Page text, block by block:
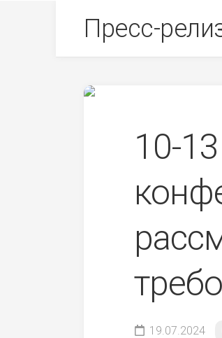
Пресс-
10-
19.07.2024